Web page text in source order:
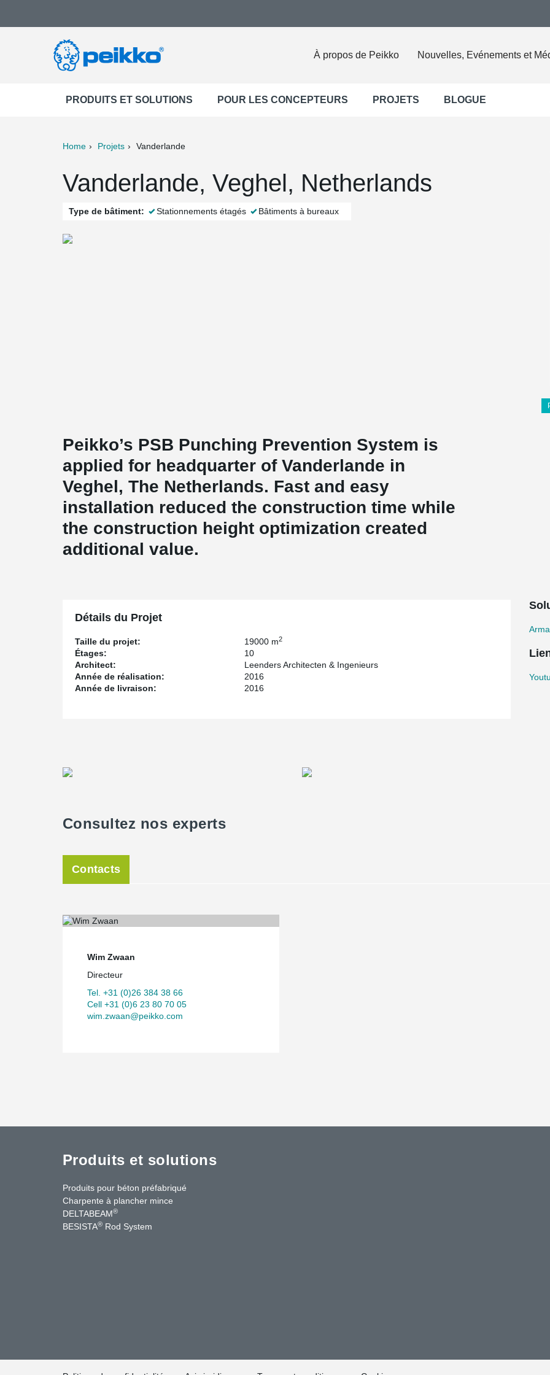
À propos de Peikko Nouvelles, Evénements et
PRODUITS ET SOLUTIONS POUR LES CONCEPTEURS PROJETS BLOGUE
Home Projets Vanderlande
Vanderlande, Veghel, Netherlands
Type de bâtiment: Stationnements étagés Bâtiments à bureaux
Peikko’s PSB Punching Prevention System is
applied for headquarter of Vanderlande in
Veghel, The Netherlands. Fast and easy
installation reduced the construction time while
the construction height optimization created
additional value.
Détails du Projet
Taille du projet: 19000 m2
Étages:
10
Architect:
Leenders Architecten & Ingenieurs
Année de réalisation:
2016
Année de livraison:
2016
Consultez nos experts
Contacts
Wim Zwaan
Directeur
Tel. +31 (0)26 384 38 66
Cell +31 (0)6 23 80 70 05
wim.zwaan@peikko.com
Produits et solutions
Produits pour béton préfabriqué
Charpente à plancher mince
DELTABEAM®
BESISTA® Rod System